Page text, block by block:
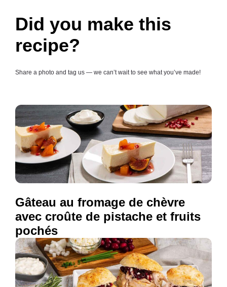
Did you make this
recipe?
Share a photo and tag us — we can’t wait to see what you’ve made!
Gâteau au fromage de chèvre
avec croûte de pistache et fruits
pochés